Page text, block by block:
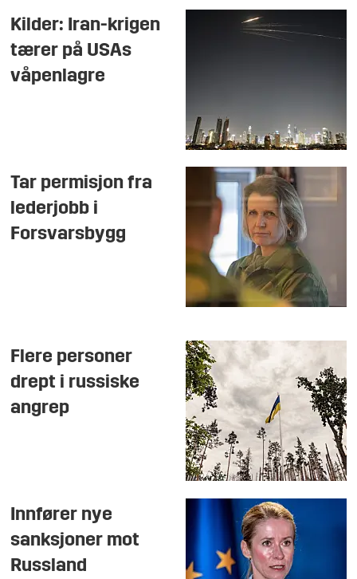
Kilder: Iran-krigen
tærer på USAs
våpenlagre
Tar permisjon fra
lederjobb i
Forsvarsbygg
Flere personer
drept i russiske
angrep
Innfører nye
sanksjoner mot
Russland